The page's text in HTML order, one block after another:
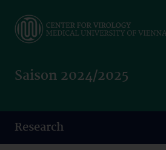
main
Saison 2024/2025
Research